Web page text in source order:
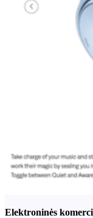
Elektroninės